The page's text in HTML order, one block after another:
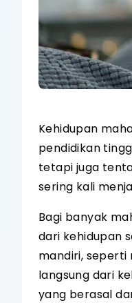
Kehidupan
pendidikan
tetapi juga
sering kali
Bagi banyak
dari kehidupan
mandiri, seperti
langsung dari
yang berasal